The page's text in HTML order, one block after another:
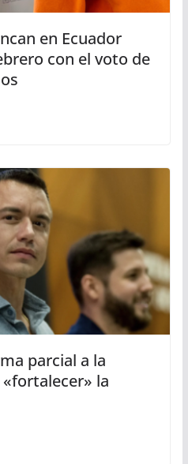
en Ecuador
con el voto de
parcial a la
la